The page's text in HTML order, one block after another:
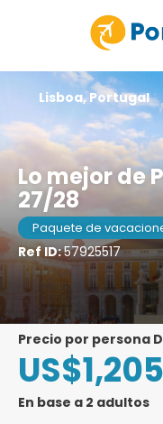
Lo mejor de
27/28
Paquete de
Ref ID:57925517
Lisboa, Portugal
precio por persona
US$1,205
En base a 2 adultos